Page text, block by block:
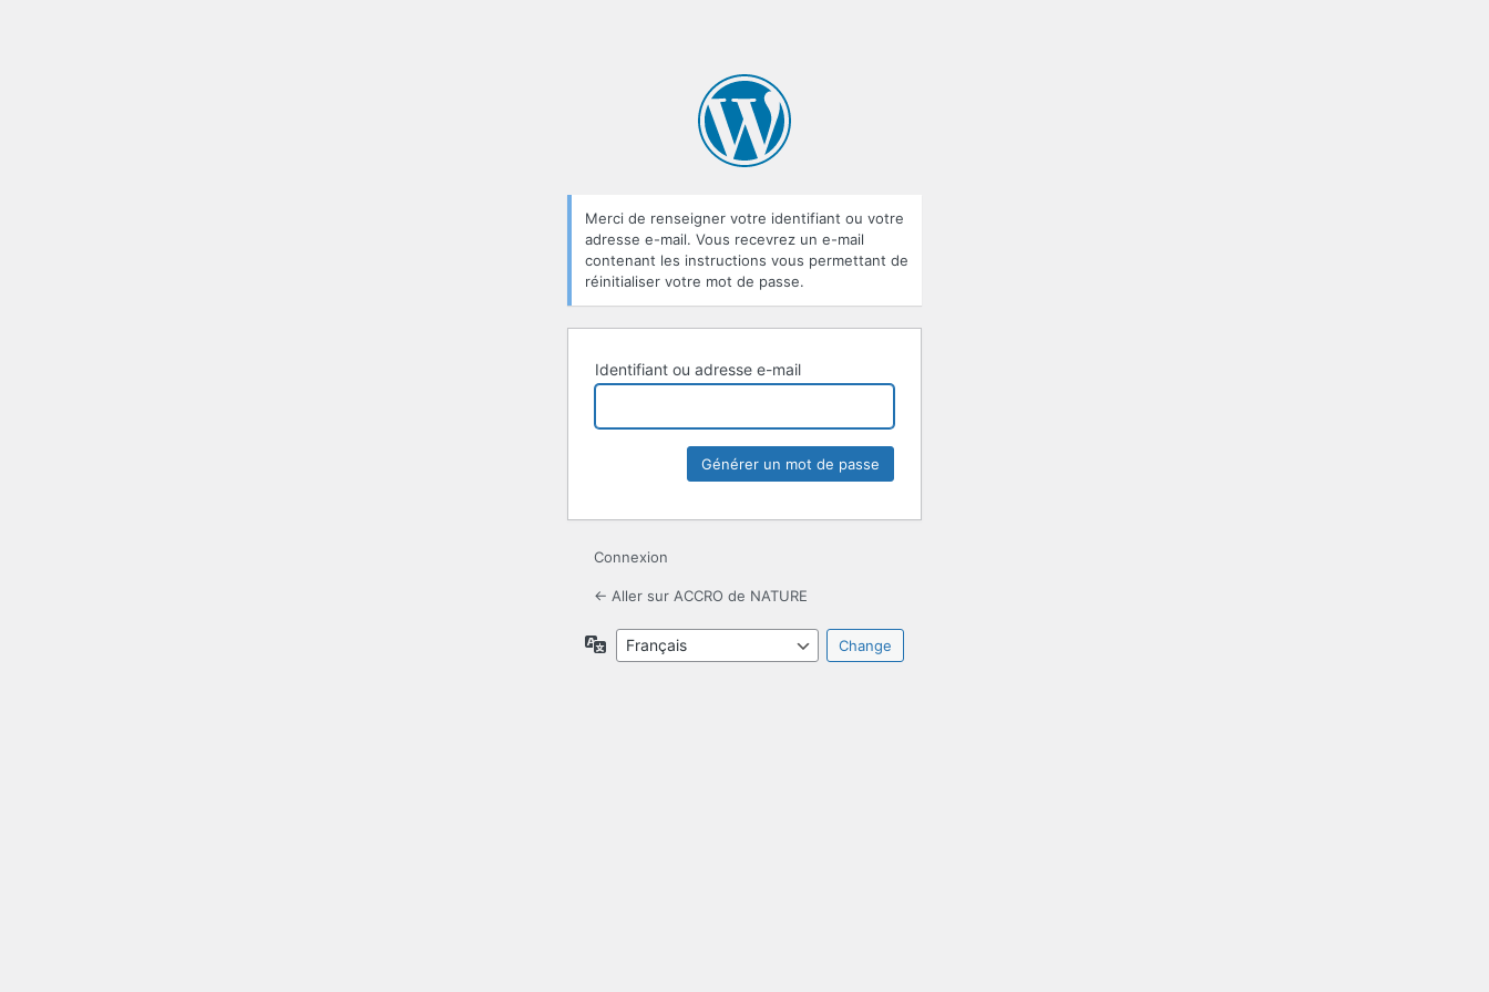
Merci de renseigner votre identifiant ou votre
adresse e-mail. Vous recevrez un e-mail
contenant les instructions vous permettant de
réinitialiser votre mot de passe.
Identifiant ou adresse e-mail
Connexion
← Aller sur ACCRO de NATURE
Langue